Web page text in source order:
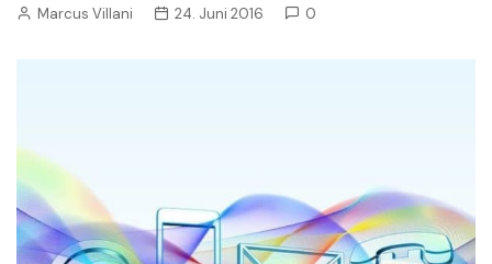
Marcus Villani 24. Juni 2016 0